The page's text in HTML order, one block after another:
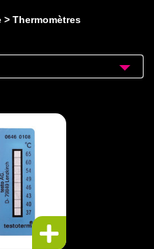
Thermomètres